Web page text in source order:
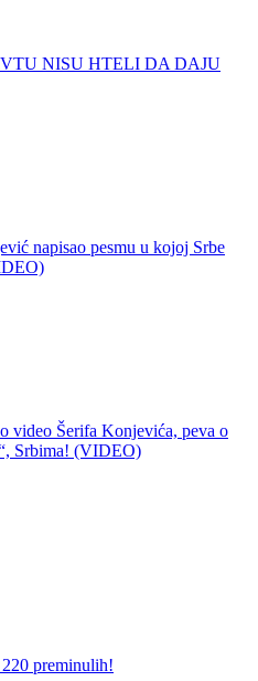
NISU HTELI DA DAJU
napisao pesmu u kojoj Srbe
Šerifa Konjevića, peva o
Srbima! (VIDEO)
preminulih!